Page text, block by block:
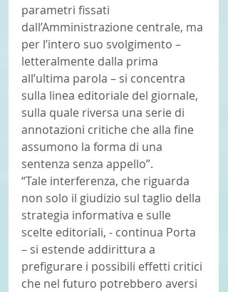
parametri fissati
dall’Amministrazione centrale, ma
per l’intero suo svolgimento –
letteralmente dalla prima
all’ultima parola – si concentra
sulla linea editoriale del giornale,
sulla quale riversa una serie di
annotazioni critiche che alla fine
assumono la forma di una
sentenza senza appello”.
“Tale interferenza, che riguarda
non solo il giudizio sul taglio della
strategia informativa e sulle
scelte editoriali, - continua Porta
– si estende addirittura a
prefigurare i possibili effetti critici
che nel futuro potrebbero aversi